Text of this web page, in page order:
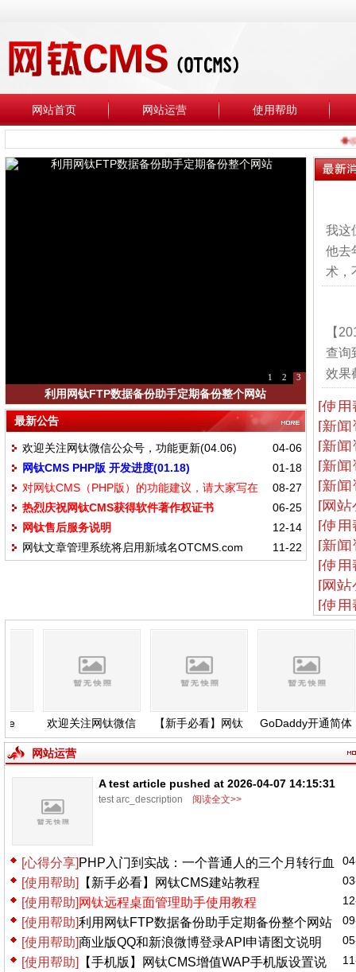
网站首页 网站运营 使用帮助
◆欢
1 2 3
利用网钛FTP数据备份助手定期备份整个网站
最新公告
04-06
欢迎关注网钛微信公众号，功能更新(04.06)
01-18
网钛CMS PHP版 开发进度(01.18)
08-27
对网钛CMS（PHP版）的功能建议，请大家写在
这里
06-25
热烈庆祝网钛CMS获得软件著作权证书
12-14
网钛售后服务说明
11-22
网钛文章管理系统将启用新域名OTCMS.com
我这
他去
术，
【
查询
效果
[使
[新
[新
[新
[新
[网
[使
[新
[使
[网
[使
欢迎关注网钛微信
公众号，功能更新
(04.06)
【新手必看】网钛
CMS建站教程
GoDaddy开通简体
中文网站
网站运营
A test article pushed at 2026-04-07 14:15:31
test arc_description 阅读全文>>
[心得分享]PHP入门到实战：一个普通人的三个月转行血
泪史
[使用帮助] 【新手必看】网钛CMS建站教程
[使用帮助]网钛远程桌面管理助手使用教程
[使用帮助]利用网钛FTP数据备份助手定期备份整个网站
[使用帮助]商业版QQ和新浪微博登录API申请图文说明
[使用帮助] 【手机版】网钛CMS增值WAP手机版设置说